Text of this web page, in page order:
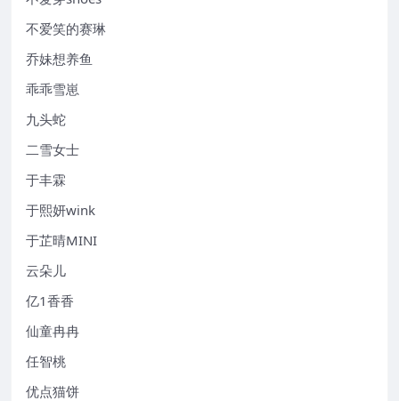
不爱笑的赛琳
乔妹想养鱼
乖乖雪崽
九头蛇
二雪女士
于丰霖
于熙妍wink
于芷晴MINI
云朵儿
亿1香香
仙童冉冉
任智桃
优点猫饼